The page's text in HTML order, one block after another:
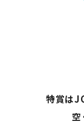
特賞は
空